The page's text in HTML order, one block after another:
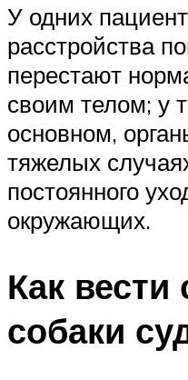
У одних
расстройства
перестают
своим телом; у
основном,
тяжелых
постоянного
окружающих.
Как вести
собаки